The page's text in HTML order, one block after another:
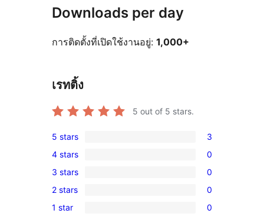
Downloads per day
การติดตั้งที่เปิดใช้งานอยู่: 1,000+
เรทติ้ง
5 out of 5 stars.
3
5-
star
reviews
5 stars 3
0
4-
star
reviews
4 stars 0
0
3-
star
3 stars 0
0
2-
2 stars 0
0
1 star 0